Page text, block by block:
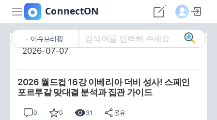
이슈브리핑
2026-07-07
2026 월드컵 16강 이베리아 더비 성사! 스페인
포르투갈 맞대결 분석과 집관 가이드
0 0 31 공유